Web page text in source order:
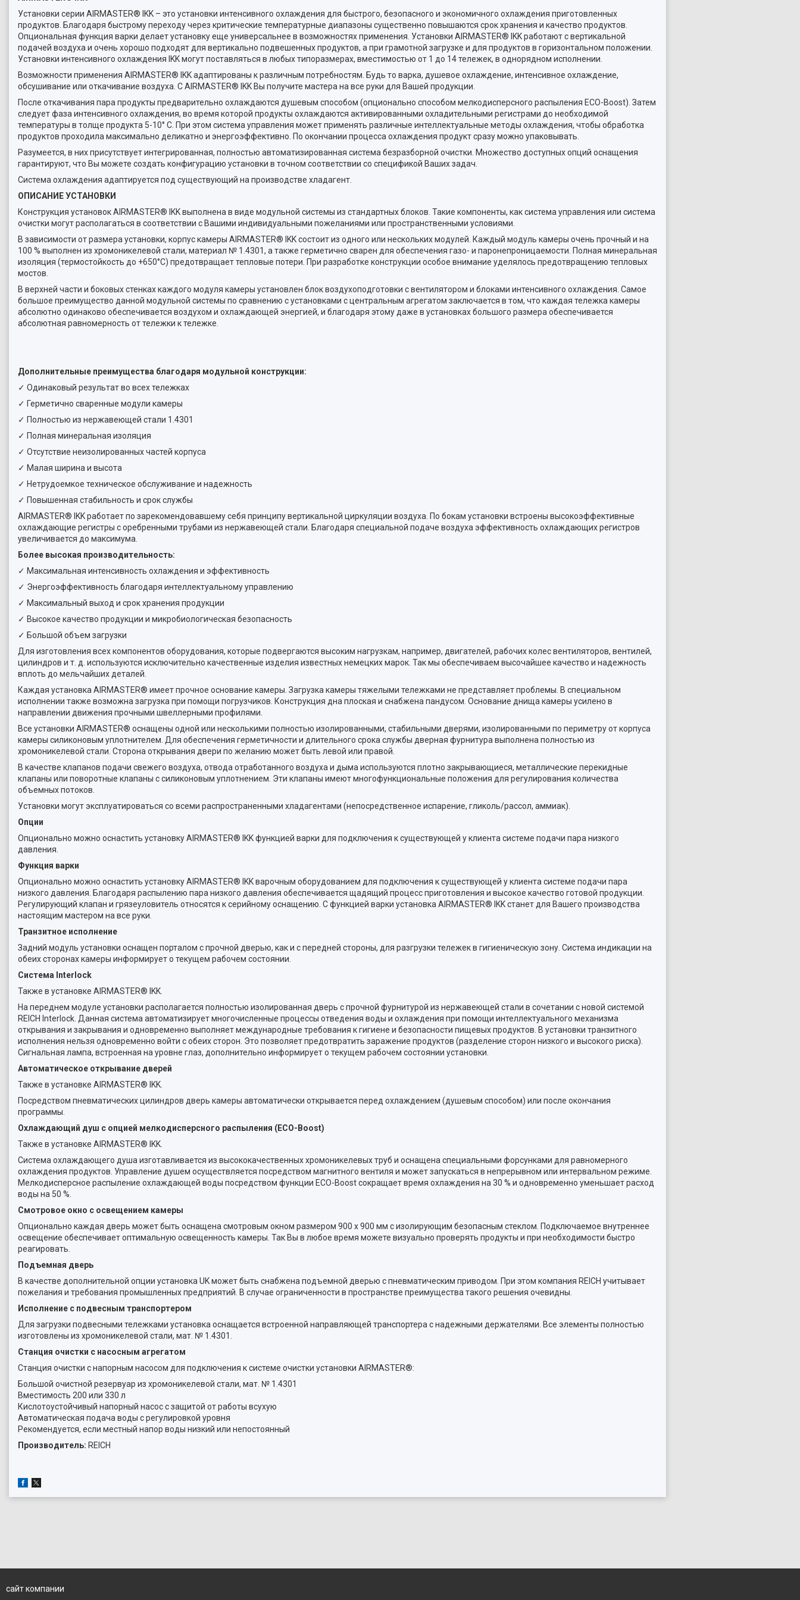
Установки серии AIRMASTER® IKK – это установки интенсивного охлаждения для быстрого, безопасного и экономичного охлаждения приготовленных
продуктов. Благодаря быстрому переходу через критические температурные диапазоны существенно повышаются срок хранения и качество продуктов.
Опциональная функция варки делает установку еще универсальнее в возможностях применения. Установки AIRMASTER® IKK работают с вертикальной
подачей воздуха и очень хорошо подходят для вертикально подвешенных продуктов, а при грамотной загрузке и для продуктов в горизонтальном положении.
Установки интенсивного охлаждения IKK могут поставляться в любых типоразмерах, вместимостью от 1 до 14 тележек, в однорядном исполнении.
Возможности применения AIRMASTER® IKK адаптированы к различным потребностям. Будь то варка, душевое охлаждение, интенсивное охлаждение,
обсушивание или откачивание воздуха. С AIRMASTER® IKK Вы получите мастера на все руки для Вашей продукции.
После откачивания пара продукты предварительно охлаждаются душевым способом (опционально способом мелкодисперсного распыления ECO-Boost). Затем
следует фаза интенсивного охлаждения, во время которой продукты охлаждаются активированными охладительными регистрами до необходимой
температуры в толще продукта 5-10° C. При этом система управления может применять различные интеллектуальные методы охлаждения, чтобы обработка
продуктов проходила максимально деликатно и энергоэффективно. По окончании процесса охлаждения продукт сразу можно упаковывать.
Разумеется, в них присутствует интегрированная, полностью автоматизированная система безразборной очистки. Множество доступных опций оснащения
гарантируют, что Вы можете создать конфигурацию установки в точном соответствии со спецификой Ваших задач.
Система охлаждения адаптируется под существующий на производстве хладагент.
ОПИСАНИЕ УСТАНОВКИ
Конструкция установок AIRMASTER® IKK выполнена в виде модульной системы из стандартных блоков. Такие компоненты, как система управления или система
очистки могут располагаться в соответствии с Вашими индивидуальными пожеланиями или пространственными условиями.
В зависимости от размера установки, корпус камеры AIRMASTER® IKK состоит из одного или нескольких модулей. Каждый модуль камеры очень прочный и на
100 % выполнен из хромоникелевой стали, материал № 1.4301, а также герметично сварен для обеспечения газо- и паронепроницаемости. Полная минеральная
изоляция (термостойкость до +650°C) предотвращает тепловые потери. При разработке конструкции особое внимание уделялось предотвращению тепловых
мостов.
В верхней части и боковых стенках каждого модуля камеры установлен блок воздухоподготовки с вентилятором и блоками интенсивного охлаждения. Самое
большое преимущество данной модульной системы по сравнению с установками с центральным агрегатом заключается в том, что каждая тележка камеры
абсолютно одинаково обеспечивается воздухом и охлаждающей энергией, и благодаря этому даже в установках большого размера обеспечивается
абсолютная равномерность от тележки к тележке.
Дополнительные преимущества благодаря модульной конструкции:
✓ Одинаковый результат во всех тележках
✓ Герметично сваренные модули камеры
✓ Полностью из нержавеющей стали 1.4301
✓ Полная минеральная изоляция
✓ Отсутствие неизолированных частей корпуса
✓ Малая ширина и высота
✓ Нетрудоемкое техническое обслуживание и надежность
✓ Повышенная стабильность и срок службы
AIRMASTER® IKK работает по зарекомендовавшему себя принципу вертикальной циркуляции воздуха. По бокам установки встроены высокоэффективные
охлаждающие регистры с оребренными трубами из нержавеющей стали. Благодаря специальной подаче воздуха эффективность охлаждающих регистров
увеличивается до максимума.
Более высокая производительность:
✓ Максимальная интенсивность охлаждения и эффективность
✓ Энергоэффективность благодаря интеллектуальному управлению
✓ Максимальный выход и срок хранения продукции
✓ Высокое качество продукции и микробиологическая безопасность
✓ Большой объем загрузки
Для изготовления всех компонентов оборудования, которые подвергаются высоким нагрузкам, например, двигателей, рабочих колес вентиляторов, вентилей,
цилиндров и т. д. используются исключительно качественные изделия известных немецких марок. Так мы обеспечиваем высочайшее качество и надежность
вплоть до мельчайших деталей.
Каждая установка AIRMASTER® имеет прочное основание камеры. Загрузка камеры тяжелыми тележками не представляет проблемы. В специальном
исполнении также возможна загрузка при помощи погрузчиков. Конструкция дна плоская и снабжена пандусом. Основание днища камеры усилено в
направлении движения прочными швеллерными профилями.
Все установки AIRMASTER® оснащены одной или несколькими полностью изолированными, стабильными дверями, изолированными по периметру от корпуса
камеры силиконовым уплотнителем. Для обеспечения герметичности и длительного срока службы дверная фурнитура выполнена полностью из
хромоникелевой стали. Сторона открывания двери по желанию может быть левой или правой.
В качестве клапанов подачи свежего воздуха, отвода отработанного воздуха и дыма используются плотно закрывающиеся, металлические перекидные
клапаны или поворотные клапаны с силиконовым уплотнением. Эти клапаны имеют многофункциональные положения для регулирования количества
объемных потоков.
Установки могут эксплуатироваться со всеми распространенными хладагентами (непосредственное испарение, гликоль/рассол, аммиак).
Опции
Опционально можно оснастить установку AIRMASTER® IKK функцией варки для подключения к существующей у клиента системе подачи пара низкого
давления.
Функция варки
Опционально можно оснастить установку AIRMASTER® IKK варочным оборудованием для подключения к существующей у клиента системе подачи пара
низкого давления. Благодаря распылению пара низкого давления обеспечивается щадящий процесс приготовления и высокое качество готовой продукции.
Регулирующий клапан и грязеуловитель относятся к серийному оснащению. С функцией варки установка AIRMASTER® IKK станет для Вашего производства
настоящим мастером на все руки.
Транзитное исполнение
Задний модуль установки оснащен порталом с прочной дверью, как и с передней стороны, для разгрузки тележек в гигиеническую зону. Система индикации на
обеих сторонах камеры информирует о текущем рабочем состоянии.
Система Interlock
Также в установке AIRMASTER® IKK.
На переднем модуле установки располагается полностью изолированная дверь с прочной фурнитурой из нержавеющей стали в сочетании с новой системой
REICH Interlock. Данная система автоматизирует многочисленные процессы отведения воды и охлаждения при помощи интеллектуального механизма
открывания и закрывания и одновременно выполняет международные требования к гигиене и безопасности пищевых продуктов. В установки транзитного
исполнения нельзя одновременно войти с обеих сторон. Это позволяет предотвратить заражение продуктов (разделение сторон низкого и высокого риска).
Сигнальная лампа, встроенная на уровне глаз, дополнительно информирует о текущем рабочем состоянии установки.
Автоматическое открывание дверей
Также в установке AIRMASTER® IKK.
Посредством пневматических цилиндров дверь камеры автоматически открывается перед охлаждением (душевым способом) или после окончания
программы.
Охлаждающий душ с опцией мелкодисперсного распыления (ECO-Boost)
Также в установке AIRMASTER® IKK.
Система охлаждающего душа изготавливается из высококачественных хромоникелевых труб и оснащена специальными форсунками для равномерного
охлаждения продуктов. Управление душем осуществляется посредством магнитного вентиля и может запускаться в непрерывном или интервальном режиме.
Мелкодисперсное распыление охлаждающей воды посредством функции ECO-Boost сокращает время охлаждения на 30 % и одновременно уменьшает расход
воды на 50 %.
Смотровое окно с освещением камеры
Опционально каждая дверь может быть оснащена смотровым окном размером 900 x 900 мм с изолирующим безопасным стеклом. Подключаемое внутреннее
освещение обеспечивает оптимальную освещенность камеры. Так Вы в любое время можете визуально проверять продукты и при необходимости быстро
реагировать.
Подъемная дверь
В качестве дополнительной опции установка UK может быть снабжена подъемной дверью с пневматическим приводом. При этом компания REICH учитывает
пожелания и требования промышленных предприятий. В случае ограниченности в пространстве преимущества такого решения очевидны.
Исполнение с подвесным транспортером
Для загрузки подвесными тележками установка оснащается встроенной направляющей транспортера с надежными держателями. Все элементы полностью
изготовлены из хромоникелевой стали, мат. № 1.4301.
Станция очистки с насосным агрегатом
Станция очистки с напорным насосом для подключения к системе очистки установки AIRMASTER®:
Большой очистной резервуар из хромоникелевой стали, мат. № 1.4301
Вместимость 200 или 330 л
Кислотоустойчивый напорный насос с защитой от работы всухую
Автоматическая подача воды с регулировкой уровня
Рекомендуется, если местный напор воды низкий или непостоянный
Производитель: REICH
сайт компании